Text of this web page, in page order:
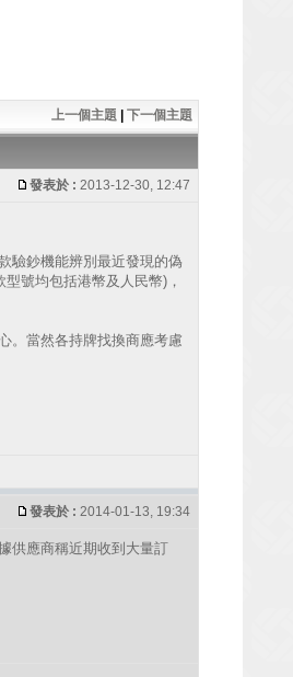
上一個主題 下一個主題
發表於 : 2013-12-30, 12:47
驗鈔機能辨別最近發現的偽
號均包括港幣及人民幣)，
。當然各持牌找換商應考慮
發表於 : 2014-01-13, 19:34
供應商稱近期收到大量訂